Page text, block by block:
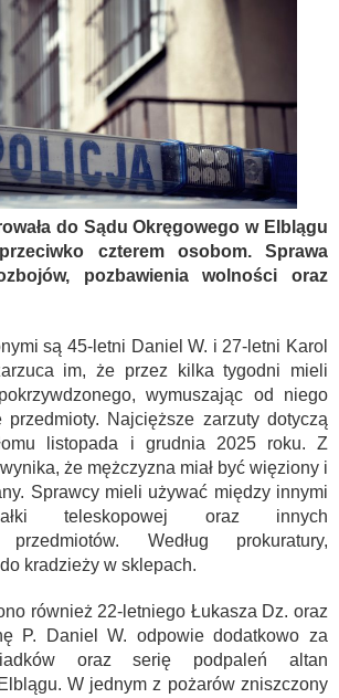
do Sądu Okręgowego w Elblągu
czterem osobom. Sprawa
pozbawienia wolności oraz
są 45-letni Daniel W. i 27-letni Karol
im, że przez kilka tygodni mieli
wymuszając od niego
Najcięższe zarzuty dotyczą
listopada i grudnia 2025 roku. Z
że mężczyzna miał być więziony i
Sprawcy mieli używać między innymi
teleskopowej oraz innych
przedmiotów. Według prokuratury,
kradzieży w sklepach.
również 22-letniego Łukasza Dz. oraz
P. Daniel W. odpowie dodatkowo za
oraz serię podpaleń altan
W jednym z pożarów zniszczony